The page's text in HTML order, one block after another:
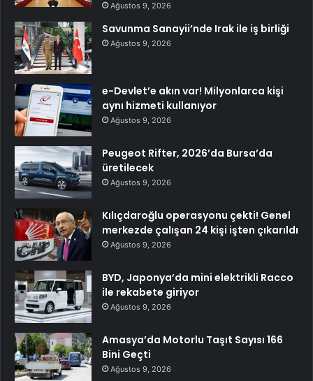
Ağustos 9, 2026
Savunma Sanayii’nde Irak ile iş birliği
Ağustos 9, 2026
e-Devlet’e akın var! Milyonlarca kişi
aynı hizmeti kullanıyor
Ağustos 9, 2026
Peugeot Rifter, 2026’da Bursa’da
üretilecek
Ağustos 9, 2026
Kılıçdaroğlu operasyonu çekti! Genel
merkezde çalışan 24 kişi işten çıkarıldı
Ağustos 9, 2026
BYD, Japonya’da mini elektrikli Racco
ile rekabete giriyor
Ağustos 9, 2026
Amasya’da Motorlu Taşıt Sayısı 166
Bini Geçti
Ağustos 9, 2026